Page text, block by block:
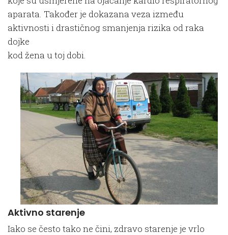
aparata. Također je dokazana veza između
aktivnosti i drastičnog smanjenja rizika od raka
dojke
kod žena u toj dobi.
Aktivno starenje
Iako se često tako ne čini, zdravo starenje je vrlo